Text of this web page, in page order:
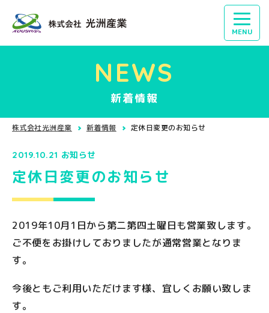
MENU
NEWS
新着情報
株式会社光洲産業 新着情報 定休日変更のお知らせ
2019.10.21 お知らせ
定休日変更のお知らせ
2019年10月1日から第二第四土曜日も営業致します。
ご不便をお掛けしておりましたが通常営業となりま
す。
今後ともご利用いただけます様、宜しくお願い致しま
す。